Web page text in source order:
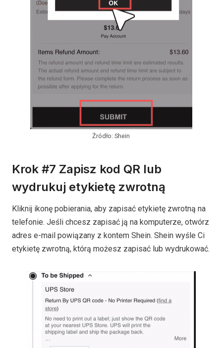
Źródło: Shein
Krok #7 Zapisz kod QR lub
wydrukuj etykietę zwrotną
Kliknij ikonę pobierania, aby zapisać etykietę zwrotną na
telefonie. Jeśli chcesz zapisać ją na komputerze, otwórz
adres e-mail powiązany z kontem Shein. Shein wyśle Ci
etykietę zwrotną, którą możesz zapisać lub wydrukować.